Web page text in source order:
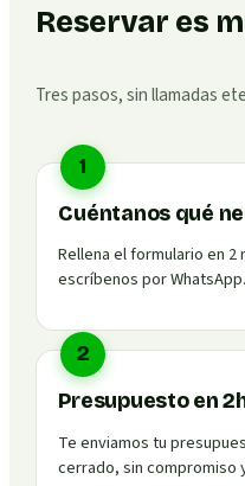
Reservar es
Tres pasos, sin llamadas
1
Cuéntanos qué
Rellena el formulario en
escríbenos por WhatsApp.
2
Presupuesto en
Te enviamos tu
cerrado, sin compromiso